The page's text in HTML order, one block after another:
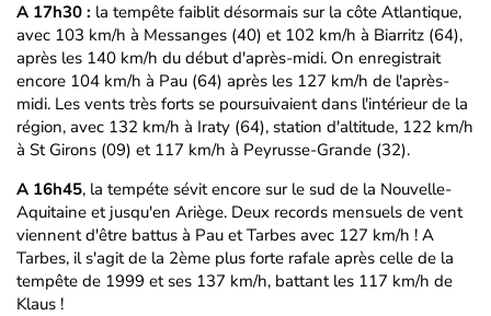
A 17h30 : la tempête faiblit désormais sur la côte Atlantique,
avec 103 km/h à Messanges (40) et 102 km/h à Biarritz (64),
après les 140 km/h du début d'après-midi. On enregistrait
encore 104 km/h à Pau (64) après les 127 km/h de l'après-
midi. Les vents très forts se poursuivaient dans l'intérieur de la
région, avec 132 km/h à Iraty (64), station d'altitude, 122 km/h
à St Girons (09) et 117 km/h à Peyrusse-Grande (32).
A 16h45, la tempéte sévit encore sur le sud de la Nouvelle-
Aquitaine et jusqu'en Ariège. Deux records mensuels de vent
viennent d'être battus à Pau et Tarbes avec 127 km/h ! A
Tarbes, il s'agit de la 2ème plus forte rafale après celle de la
tempête de 1999 et ses 137 km/h, battant les 117 km/h de
Klaus !